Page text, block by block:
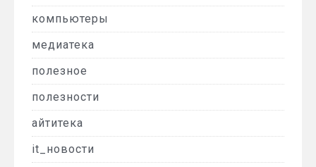
компьютеры
медиатека
полезное
полезности
айтитека
it_новости